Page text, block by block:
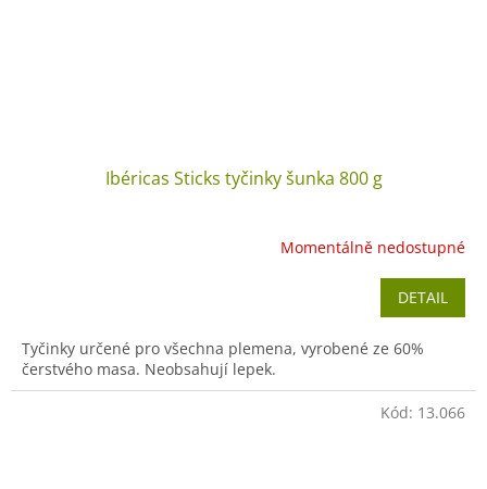
Ibéricas Sticks tyčinky šunka 800 g
Momentálně nedostupné
DETAIL
Tyčinky určené pro všechna plemena, vyrobené ze 60%
čerstvého masa. Neobsahují lepek.
Kód: 13.066